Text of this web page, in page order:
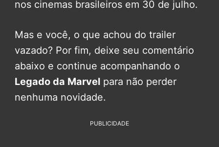
nos cinemas brasileiros em 30 de julho.
Mas e você, o que achou do trailer
vazado? Por fim, deixe seu comentário
abaixo e continue acompanhando o
Legado da Marvel para não perder
nenhuma novidade.
PUBLICIDADE